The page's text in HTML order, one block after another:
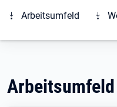
Arbeitsumfeld
Arbeitsumfeld